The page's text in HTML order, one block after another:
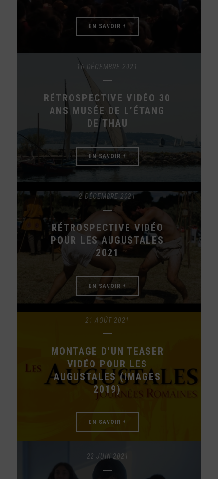
EN SAVOIR +
16 DÉCEMBRE 2021
RÉTROSPECTIVE VIDÉO 30
ANS MUSÉE DE L’ÉTANG
DE THAU
EN SAVOIR +
2 DÉCEMBRE 2021
RÉTROSPECTIVE VIDÉO
POUR LES AUGUSTALES
2021
EN SAVOIR +
21 AOÛT 2021
MONTAGE D’UN TEASER
VIDÉO POUR LES
AUGUSTALES (IMAGES
2019)
EN SAVOIR +
22 JUIN 2021